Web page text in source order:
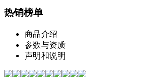
热销榜单
商品介绍
参数与资质
声明和说明